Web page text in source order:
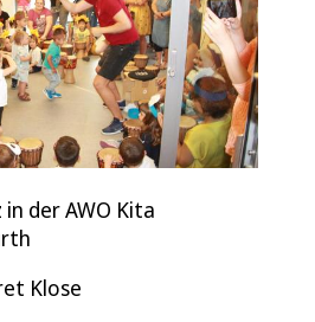
in der AWO Kita
Klose